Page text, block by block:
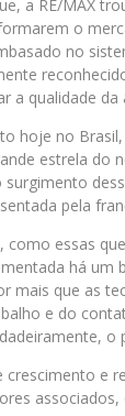
a RE/MAX
o
no
a qualidade
hoje no
estrela do
pela
como essas
há um
mais que as
e do
crescimento e